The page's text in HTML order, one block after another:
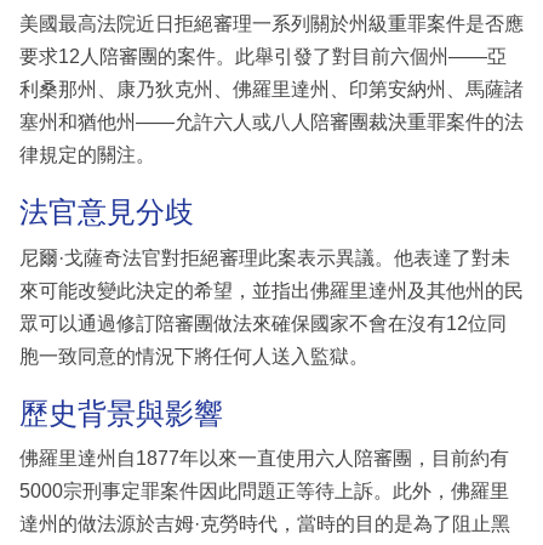
區
美國最高法院近日拒絕審理一系列關於州級重罪案件是否應
要求12人陪審團的案件。此舉引發了對目前六個州——亞
利桑那州、康乃狄克州、佛羅里達州、印第安納州、馬薩諸
塞州和猶他州——允許六人或八人陪審團裁決重罪案件的法
律規定的關注。
法官意見分歧
尼爾·戈薩奇法官對拒絕審理此案表示異議。他表達了對未
來可能改變此決定的希望，並指出佛羅里達州及其他州的民
眾可以通過修訂陪審團做法來確保國家不會在沒有12位同
胞一致同意的情況下將任何人送入監獄。
歷史背景與影響
佛羅里達州自1877年以來一直使用六人陪審團，目前約有
5000宗刑事定罪案件因此問題正等待上訴。此外，佛羅里
達州的做法源於吉姆·克勞時代，當時的目的是為了阻止黑